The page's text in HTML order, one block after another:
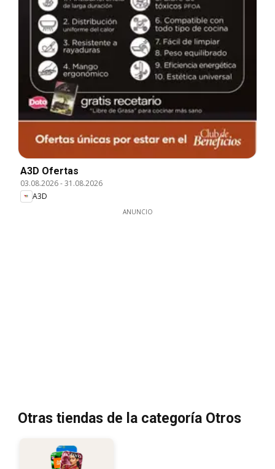
A3D Ofertas
03.08.2026-31.08.2026
A3D
ANUNCIO
Otras tiendas de la categoría Otros